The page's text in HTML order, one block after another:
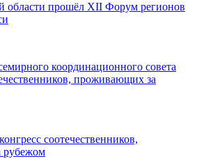
области прошёл XII Форум регионов
координационного совета
проживающих за
соотечественников,
рубежом